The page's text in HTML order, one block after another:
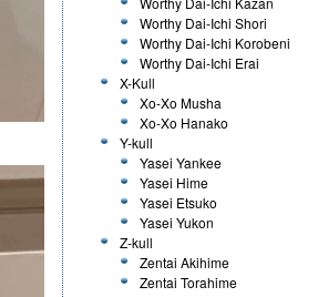
Worthy Dai-Ichi Shori
Worthy Dai-Ichi Korobeni
Worthy Dai-Ichi Erai
X-Kull
Xo-Xo Musha
Xo-Xo Hanako
Y-kull
Yasei Yankee
Yasei Hime
Yasei Etsuko
Yasei Yukon
Z-kull
Zentai Akihime
Zentai Torahime